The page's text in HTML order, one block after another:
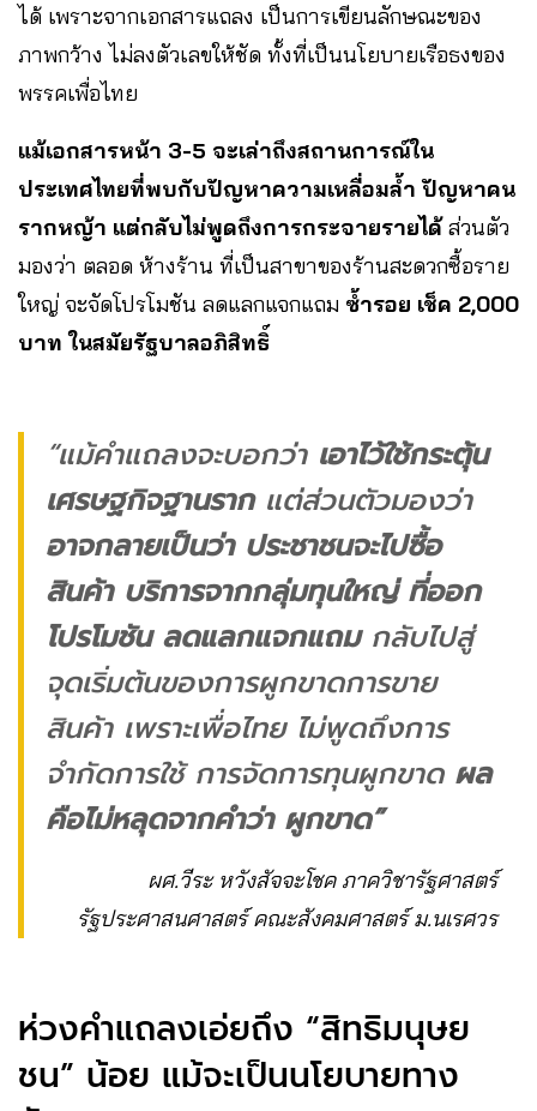
ได้ เพราะจากเอกสารแถลง เป็นการเขียนลักษณะของ
ภาพกว้าง ไม่ลงตัวเลขให้ชัด ทั้งที่เป็นนโยบายเรือธงของ
พรรคเพื่อไทย
แม้เอกสารหน้า 3-5 จะเล่าถึงสถานการณ์ใน
ประเทศไทยที่พบกับปัญหาความเหลื่อมล้ำ ปัญหาคน
รากหญ้า แต่กลับไม่พูดถึงการกระจายรายได้ส่วนตัว
มองว่า ตลอด ห้างร้าน ที่เป็นสาขาของร้านสะดวกซื้อราย
ใหญ่ จะจัดโปรโมชัน ลดแลกแจกแถม ซ้ำรอย เช็ค 2,000
บาท ในสมัยรัฐบาลอภิสิทธิ์
“แม้คำแถลงจะบอกว่า เอาไว้ใช้กระตุ้น
เศรษฐกิจฐานรากแต่ส่วนตัวมองว่า
อาจกลายเป็นว่า ประชาชนจะไปซื้อ
สินค้า บริการจากกลุ่มทุนใหญ่ ที่ออก
โปรโมชัน ลดแลกแจกแถมกลับไปสู่
จุดเริ่มต้นของการผูกขาดการขาย
สินค้า เพราะเพื่อไทย ไม่พูดถึงการ
จำกัดการใช้ การจัดการทุนผูกขาด ผล
คือไม่หลุดจากคำว่า ผูกขาด”
ผศ.วีระ หวังสัจจะโชค ภาควิชารัฐศาสตร์
รัฐประศาสนศาสตร์ คณะสังคมศาสตร์ ม.นเรศวร
ห่วงคำแถลงเอ่ยถึง “สิทธิมนุษย
ชน” น้อย แม้จะเป็นนโยบายทาง